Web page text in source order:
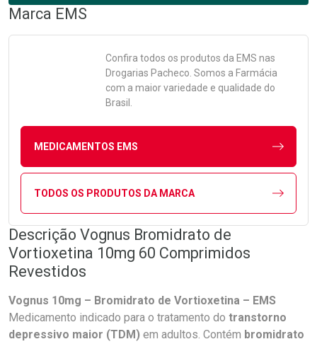
Marca EMS
Confira todos os produtos da EMS nas
Drogarias Pacheco. Somos a Farmácia
com a maior variedade e qualidade do
Brasil.
MEDICAMENTOS EMS
TODOS OS PRODUTOS DA MARCA
Descrição Vognus Bromidrato de
Vortioxetina 10mg 60 Comprimidos
Revestidos
Vognus 10mg – Bromidrato de Vortioxetina – EMS
Medicamento indicado para o tratamento do transtorno
depressivo maior (TDM) em adultos. Contém bromidrato